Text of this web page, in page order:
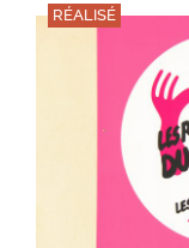
RÉALISÉ